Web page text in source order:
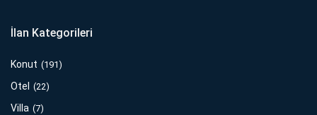
İlan Kategorileri
Konut (191)
Otel (22)
Villa (7)